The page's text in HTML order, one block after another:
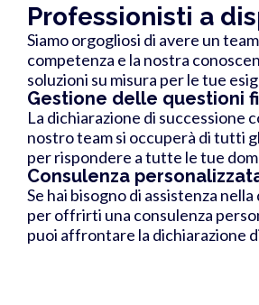
Professionisti a
Siamo orgogliosi di avere un
competenza e la nostra
soluzioni su misura per le tue
Gestione delle questioni
La dichiarazione di successione
nostro team si occuperà di tutti
per rispondere a tutte le tue
Consulenza
Se hai bisogno di assistenza
per offrirti una consulenza
puoi affrontare la dichiarazione